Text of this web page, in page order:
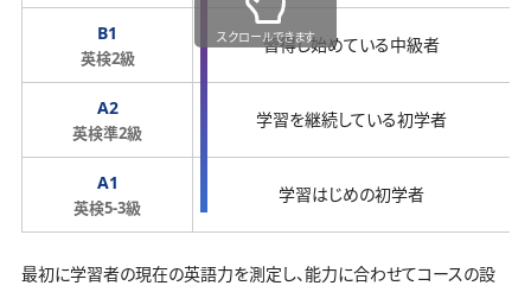
B1
英検2級
習得し始めている中級者
A2
英検準2級
学習を継続している初学者
A1
英検5-3級
学習はじめの初学者
スクロールできます
最初に学習者の現在の英語力を測定し、能力に合わせてコースの設